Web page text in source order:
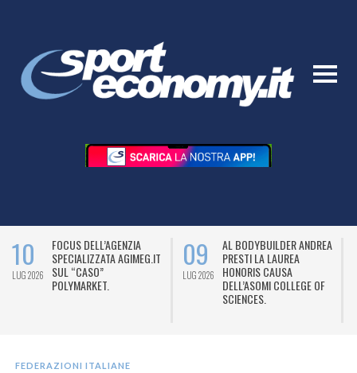
10
LUG 2026
FOCUS DELL’AGENZIA
SPECIALIZZATA AGIMEG.IT
SUL “CASO”
POLYMARKET.
09
LUG 2026
AL BODYBUILDER ANDREA
PRESTI LA LAUREA
HONORIS CAUSA
DELL’ASOMI COLLEGE OF
SCIENCES.
FEDERAZIONI ITALIANE